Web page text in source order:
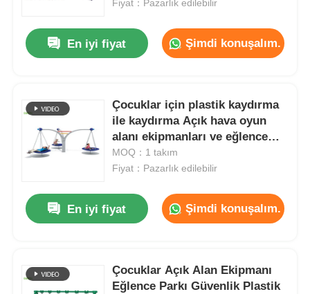
Fiyat：Pazarlık edilebilir
En iyi fiyat Şimdi konuşalım.
Çocuklar için plastik kaydırma
ile kaydırma Açık hava oyun
alanı ekipmanları ve eğlence
parkı sıcak satış
MOQ：1 takım
Fiyat：Pazarlık edilebilir
En iyi fiyat Şimdi konuşalım.
Çocuklar Açık Alan Ekipmanı
Eğlence Parkı Güvenlik Plastik